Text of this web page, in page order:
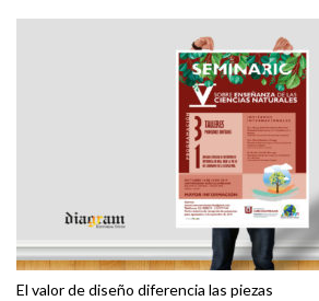
El valor de diseño diferencia las piezas